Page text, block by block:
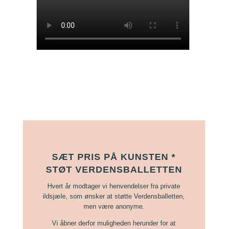
SÆT PRIS PÅ KUNSTEN *
STØT VERDENSBALLETTEN
Hvert år modtager vi henvendelser fra private
ildsjæle, som ønsker at støtte Verdensballetten,
men være anonyme.
Vi åbner derfor muligheden herunder for at